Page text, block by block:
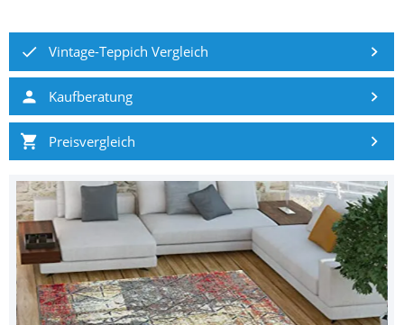
Vintage-Teppich Vergleich
Kaufberatung
Preisvergleich